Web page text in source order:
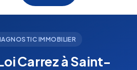
IMMOBILIER
Carrez à Saint-